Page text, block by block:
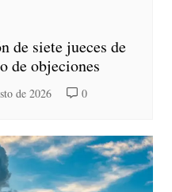
de siete jueces de
de objeciones
de 2026 0